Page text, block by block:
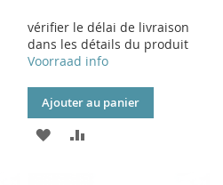
vérifier le délai de livraison
dans les détails du produit
Voorraad info
Ajouter au panier
AJOUTER